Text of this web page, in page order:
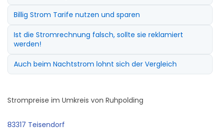
Billig Strom Tarife nutzen und sparen
Ist die Stromrechnung falsch, sollte sie reklamiert
werden!
Auch beim Nachtstrom lohnt sich der Vergleich
Strompreise im Umkreis von Ruhpolding
83317 Teisendorf